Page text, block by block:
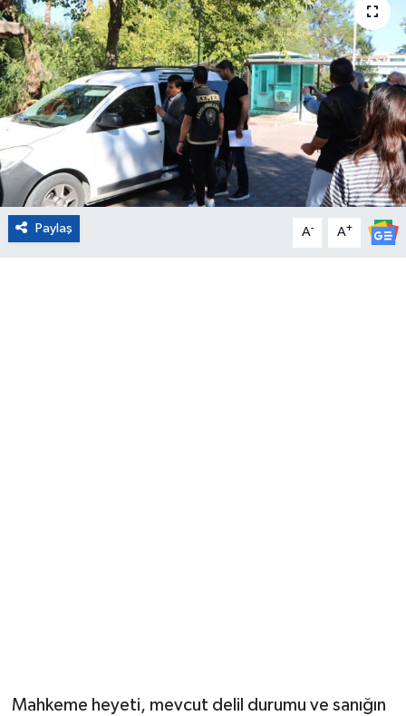
Paylaş A- A+
Mahkeme heyeti, mevcut delil durumu ve sanığın
Sağlık
Magazin
Turizm
Çevre
Kültür ve Sanat